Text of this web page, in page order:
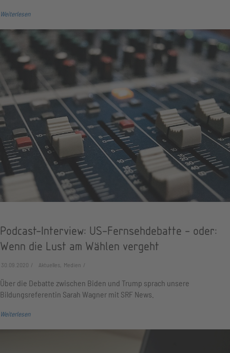
Weiterlesen
Podcast-Interview: US-Fernsehdebatte - oder:
Wenn die Lust am Wählen vergeht
30.09.2020 Aktuelles, Medien
Über die Debatte zwischen Biden und Trump sprach unsere
Bildungsreferentin Sarah Wagner mit SRF News.
Weiterlesen